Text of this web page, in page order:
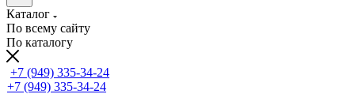
Каталог
По всему сайту
По каталогу
+7 (949) 335-34-24
+7 (949) 335-34-24